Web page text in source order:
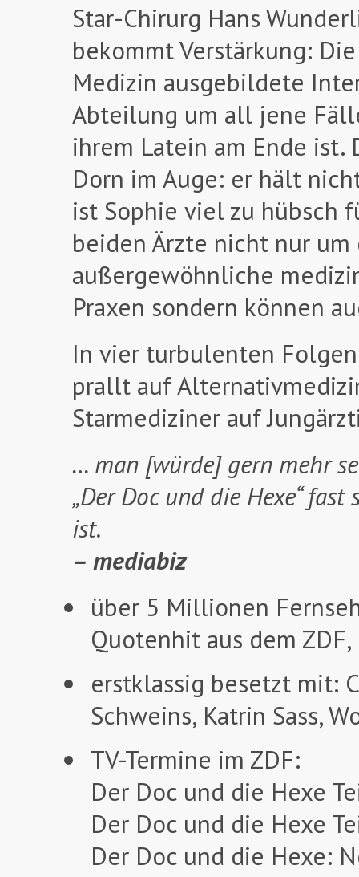
Star-Chirurg Hans
bekommt Verstärkung:
Medizin ausgebildete
Abteilung um all jene
ihrem Latein am Ende ist.
Dorn im Auge: er hält
ist Sophie viel zu hübsch
beiden Ärzte nicht nur
außergewöhnliche
Praxen sondern können
In vier turbulenten
prallt auf
Starmediziner auf
… man [würde] gern mehr
„Der Doc und die Hexe“ fast
ist.
– mediabiz
über 5 Millionen
Quotenhit aus dem
erstklassig besetzt mit:
Schweins, Katrin Sass,
TV-Termine im ZDF:
Der Doc und die Hexe
Der Doc und die Hexe
Der Doc und die Hexe: